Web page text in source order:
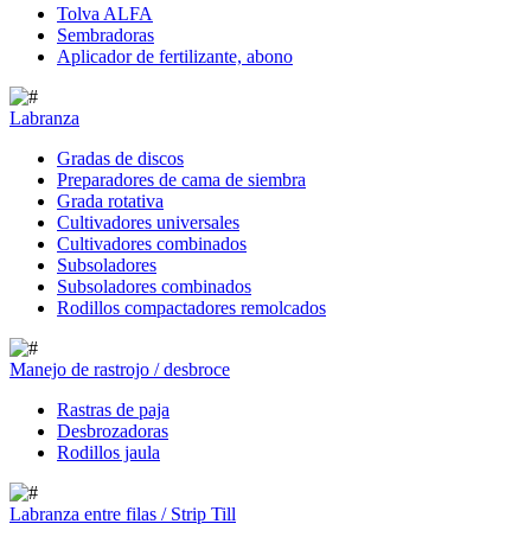
Tolva ALFA
Sembradoras
Aplicador de fertilizante, abono
Labranza
Gradas de discos
Preparadores de cama de siembra
Grada rotativa
Cultivadores universales
Cultivadores combinados
Subsoladores
Subsoladores combinados
Rodillos compactadores remolcados
Manejo de rastrojo / desbroce
Rastras de paja
Desbrozadoras
Rodillos jaula
Labranza entre filas / Strip Till